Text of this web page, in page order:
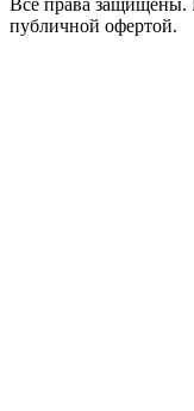
Все права защищены.
публичной офертой.